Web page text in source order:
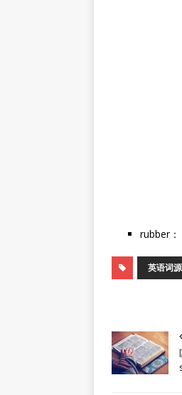
rubber：
英语词源